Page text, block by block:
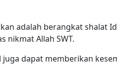
adalah berangkat shalat
nikmat Allah SWT.
dapat memberikan